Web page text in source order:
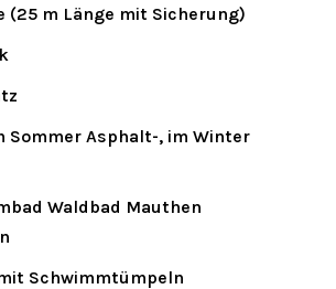
(25 m Länge mit Sicherung)
Sommer Asphalt-, im Winter
Waldbad Mauthen
Schwimmtümpeln